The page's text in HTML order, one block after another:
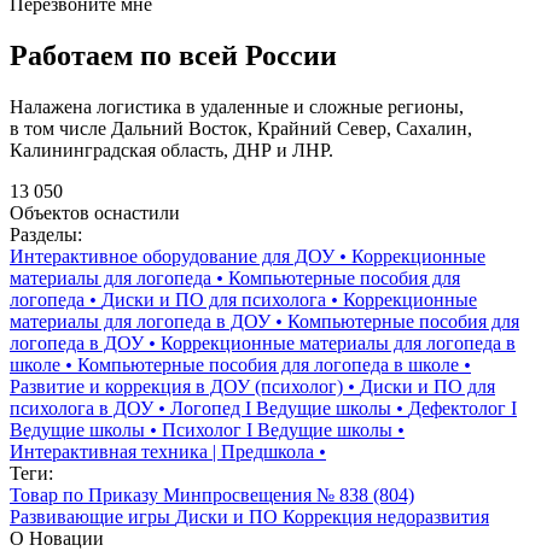
Перезвоните мне
Работаем по всей России
Налажена логистика в удаленные и сложные регионы,
в том числе Дальний Восток, Крайний Север, Сахалин,
Калининградская область, ДНР и ЛНР.
13 050
Объектов оснастили
Разделы:
Интерактивное оборудование для ДОУ• Коррекционные
материалы для логопеда • Компьютерные пособия для
логопеда • Диски и ПО для психолога • Коррекционные
материалы для логопеда в ДОУ• Компьютерные пособия для
логопеда в ДОУ• Коррекционные материалы для логопеда в
школе • Компьютерные пособия для логопеда в школе •
Развитие и коррекция в ДОУ (психолог) • Диски и ПО для
психолога в ДОУ• Логопед I Ведущие школы • Дефектолог I
Ведущие школы • Психолог I Ведущие школы •
Интерактивная техника | Предшкола •
Теги:
Товар по Приказу Минпросвещения № 838 (804)
Развивающие игры Диски и ПО Коррекция недоразвития
О Новации